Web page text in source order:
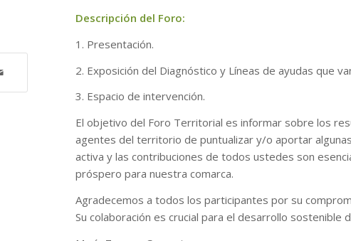
Descripción del Foro:
1. Presentación.
2. Exposición del Diagnóstico y Líneas de ayudas que
3. Espacio de intervención.
El objetivo del Foro Territorial es informar sobre los
agentes del territorio de puntualizar y/o aportar
activa y las contribuciones de todos ustedes son
próspero para nuestra comarca.
Agradecemos a todos los participantes por su
Su colaboración es crucial para el desarrollo sostenible